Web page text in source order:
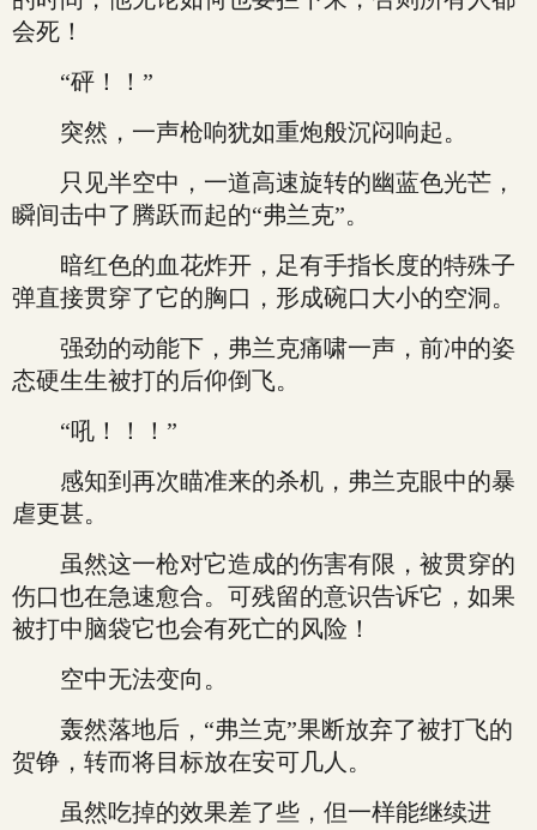
会死！
“砰！！”
突然，一声枪响犹如重炮般沉闷响起。
只见半空中，一道高速旋转的幽蓝色光芒，
瞬间击中了腾跃而起的“弗兰克”。
暗红色的血花炸开，足有手指长度的特殊子
弹直接贯穿了它的胸口，形成碗口大小的空洞。
强劲的动能下，弗兰克痛啸一声，前冲的姿
态硬生生被打的后仰倒飞。
“吼！！！”
感知到再次瞄准来的杀机，弗兰克眼中的暴
虐更甚。
虽然这一枪对它造成的伤害有限，被贯穿的
伤口也在急速愈合。可残留的意识告诉它，如果
被打中脑袋它也会有死亡的风险！
空中无法变向。
轰然落地后，“弗兰克”果断放弃了被打飞的
贺铮，转而将目标放在安可几人。
虽然吃掉的效果差了些，但一样能继续进